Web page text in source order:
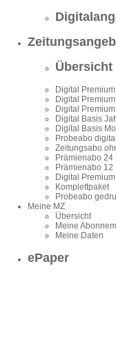
Übersicht
Digital
Digital
Digital
Digital Basis
Digital Basis
Probeabo digital
Zeitungsabo
Prämienabo 24
Prämienabo 12
Digital
Komplettpaket
Probeabo
Meine MZ
Übersicht
Meine
Meine Daten
ePaper